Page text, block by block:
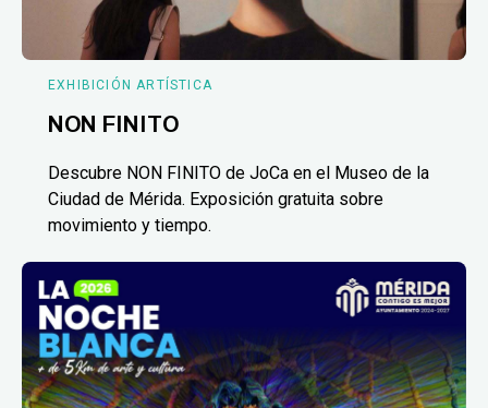
EXHIBICIÓN ARTÍSTICA
NON FINITO
Descubre NON FINITO de JoCa en el Museo de la
Ciudad de Mérida. Exposición gratuita sobre
movimiento y tiempo.